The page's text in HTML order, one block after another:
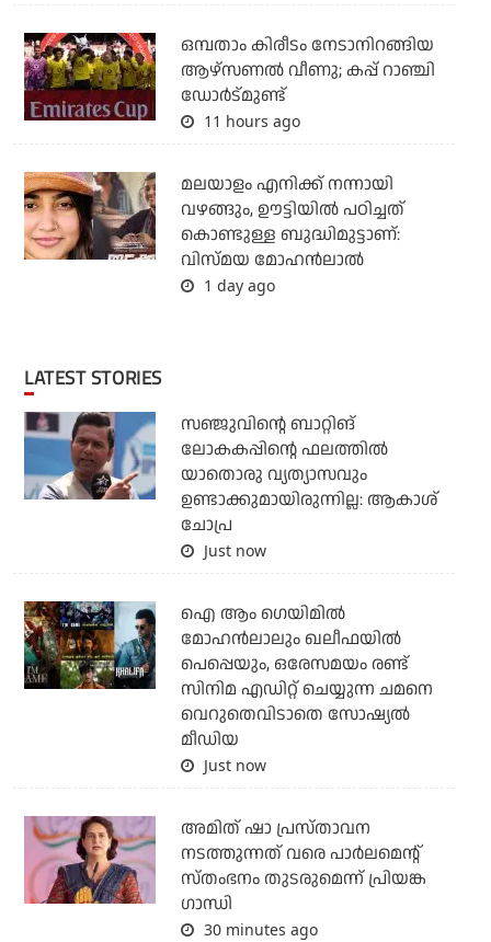
ഒമ്പതാം കിരീടം നേടാനിറങ്ങിയ
ആഴ്സണല്‍ വീണു; കപ്പ് റാഞ്ചി
ഡോര്‍ട്മുണ്ട്
11 hours ago
മലയാളം എനിക്ക് നന്നായി
വഴങ്ങും, ഊട്ടിയില്‍ പഠിച്ചത്
കൊണ്ടുള്ള ബുദ്ധിമുട്ടാണ്:
വിസ്മയ മോഹന്‍ലാല്‍
1 day ago
LATEST STORIES
സഞ്ജുവിന്റെ ബാറ്റിങ്
ലോകകപ്പിന്റെ ഫലത്തില്‍
യാതൊരു വ്യത്യാസവും
ഉണ്ടാക്കുമായിരുന്നില്ല: ആകാശ്
ചോപ്ര
Just now
ഐ ആം ഗെയിമില്‍
മോഹന്‍ലാലും ഖലീഫയില്‍
പെപ്പെയും, ഒരേസമയം രണ്ട്
സിനിമ എഡിറ്റ് ചെയ്യുന്ന ചമനെ
വെറുതെവിടാതെ സോഷ്യല്‍
മീഡിയ
Just now
അമിത് ഷാ പ്രസ്താവന
നടത്തുന്നത് വരെ പാര്‍ലമെന്റ്
സ്തംഭനം തുടരുമെന്ന് പ്രിയങ്ക
ഗാന്ധി
30 minutes ago